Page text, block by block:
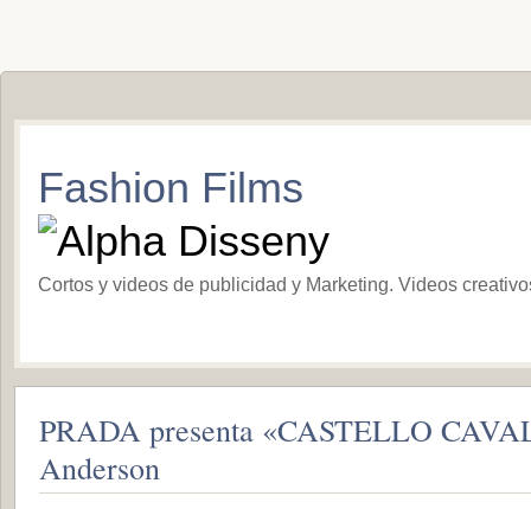
Fashion Films
Cortos y videos de publicidad y Marketing. Videos
PRADA presenta «CASTELLO
Anderson